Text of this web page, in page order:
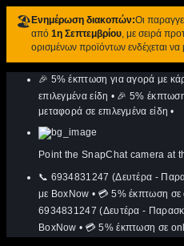
🏖️ Ενημέρωση διακοπών:Οι
από 1η Σεπτεμβρίου, με σειρά
ορισμένων προϊόντων ενδέχεται να
περιεχόμενο
🎉 5% έκπτωση για αγορά με
επιλεγμένα είδη • 🎉 5%
μεταφορά σε επιλεγμένα είδη •
Point the SnapChat camera at
📞 6934831247 (Δευτέρα -
με BoxNow • 💳 5% έκπτωση
6934831247 (Δευτέρα -
BoxNow • 💳 5% έκπτωση σε